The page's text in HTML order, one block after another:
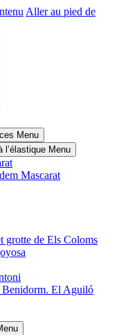
Aller au pied de
Menu
l’élastique Menu
Mascarat
grotte de Els Coloms
El Aguiló